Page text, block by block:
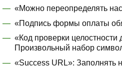
«Можно переопределять
«Подпись формы оплаты
«Код проверки целостности
Произвольный набор
«Success URL»: Заполнять